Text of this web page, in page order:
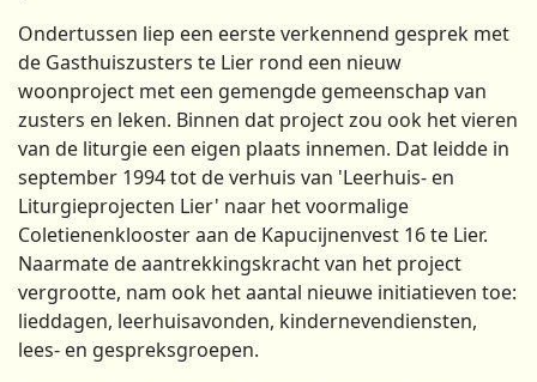
Ondertussen liep een eerste verkennend gesprek met
de Gasthuiszusters te Lier rond een nieuw
woonproject met een gemengde gemeenschap van
zusters en leken. Binnen dat project zou ook het vieren
van de liturgie een eigen plaats innemen. Dat leidde in
september 1994 tot de verhuis van 'Leerhuis- en
Liturgieprojecten Lier' naar het voormalige
Coletienenklooster aan de Kapucijnenvest 16 te Lier.
Naarmate de aantrekkingskracht van het project
vergrootte, nam ook het aantal nieuwe initiatieven toe:
lieddagen, leerhuisavonden, kindernevendiensten,
lees- en gespreksgroepen.